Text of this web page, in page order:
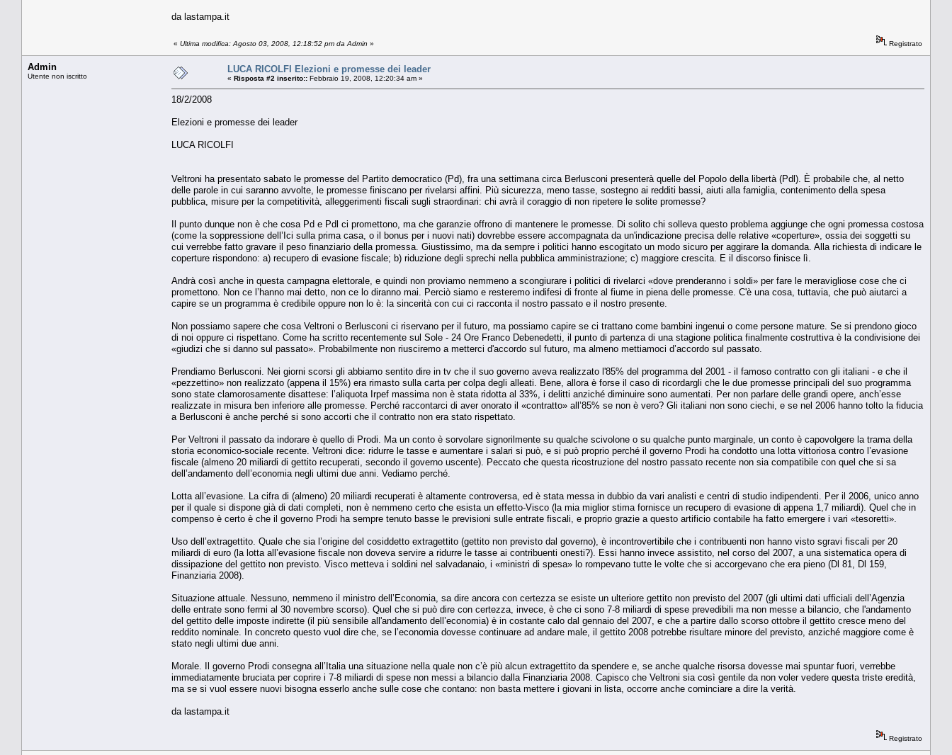
da lastampa.it
« Ultima modifica: Agosto 03, 2008, 12:18:52 pm da Admin » Registrato
Admin
Utente non iscritto
LUCA RICOLFI Elezioni e promesse dei leader
« Risposta #2 inserito:: Febbraio 19, 2008, 12:20:34 am »
18/2/2008
Elezioni e promesse dei leader
LUCA RICOLFI
Veltroni ha presentato sabato le promesse del Partito democratico (Pd), fra una settimana circa Berlusconi presenterà quelle del Popolo della libertà (Pdl). È probabile che, al netto
delle parole in cui saranno avvolte, le promesse finiscano per rivelarsi affini. Più sicurezza, meno tasse, sostegno ai redditi bassi, aiuti alla famiglia, contenimento della spesa
pubblica, misure per la competitività, alleggerimenti fiscali sugli straordinari: chi avrà il coraggio di non ripetere le solite promesse?
Il punto dunque non è che cosa Pd e Pdl ci promettono, ma che garanzie offrono di mantenere le promesse. Di solito chi solleva questo problema aggiunge che ogni promessa costosa
(come la soppressione dell’Ici sulla prima casa, o il bonus per i nuovi nati) dovrebbe essere accompagnata da un'indicazione precisa delle relative «coperture», ossia dei soggetti su
cui verrebbe fatto gravare il peso finanziario della promessa. Giustissimo, ma da sempre i politici hanno escogitato un modo sicuro per aggirare la domanda. Alla richiesta di indicare le
coperture rispondono: a) recupero di evasione fiscale; b) riduzione degli sprechi nella pubblica amministrazione; c) maggiore crescita. E il discorso finisce lì.
Andrà così anche in questa campagna elettorale, e quindi non proviamo nemmeno a scongiurare i politici di rivelarci «dove prenderanno i soldi» per fare le meravigliose cose che ci
promettono. Non ce l’hanno mai detto, non ce lo diranno mai. Perciò siamo e resteremo indifesi di fronte al fiume in piena delle promesse. C'è una cosa, tuttavia, che può aiutarci a
capire se un programma è credibile oppure non lo è: la sincerità con cui ci racconta il nostro passato e il nostro presente.
Non possiamo sapere che cosa Veltroni o Berlusconi ci riservano per il futuro, ma possiamo capire se ci trattano come bambini ingenui o come persone mature. Se si prendono gioco
di noi oppure ci rispettano. Come ha scritto recentemente sul Sole - 24 Ore Franco Debenedetti, il punto di partenza di una stagione politica finalmente costruttiva è la condivisione dei
«giudizi che si danno sul passato». Probabilmente non riusciremo a metterci d'accordo sul futuro, ma almeno mettiamoci d’accordo sul passato.
Prendiamo Berlusconi. Nei giorni scorsi gli abbiamo sentito dire in tv che il suo governo aveva realizzato l'85% del programma del 2001 - il famoso contratto con gli italiani - e che il
«pezzettino» non realizzato (appena il 15%) era rimasto sulla carta per colpa degli alleati. Bene, allora è forse il caso di ricordargli che le due promesse principali del suo programma
sono state clamorosamente disattese: l’aliquota Irpef massima non è stata ridotta al 33%, i delitti anziché diminuire sono aumentati. Per non parlare delle grandi opere, anch’esse
realizzate in misura ben inferiore alle promesse. Perché raccontarci di aver onorato il «contratto» all’85% se non è vero? Gli italiani non sono ciechi, e se nel 2006 hanno tolto la fiducia
a Berlusconi è anche perché si sono accorti che il contratto non era stato rispettato.
Per Veltroni il passato da indorare è quello di Prodi. Ma un conto è sorvolare signorilmente su qualche scivolone o su qualche punto marginale, un conto è capovolgere la trama della
storia economico-sociale recente. Veltroni dice: ridurre le tasse e aumentare i salari si può, e si può proprio perché il governo Prodi ha condotto una lotta vittoriosa contro l’evasione
fiscale (almeno 20 miliardi di gettito recuperati, secondo il governo uscente). Peccato che questa ricostruzione del nostro passato recente non sia compatibile con quel che si sa
dell’andamento dell’economia negli ultimi due anni. Vediamo perché.
Lotta all’evasione. La cifra di (almeno) 20 miliardi recuperati è altamente controversa, ed è stata messa in dubbio da vari analisti e centri di studio indipendenti. Per il 2006, unico anno
per il quale si dispone già di dati completi, non è nemmeno certo che esista un effetto-Visco (la mia miglior stima fornisce un recupero di evasione di appena 1,7 miliardi). Quel che in
compenso è certo è che il governo Prodi ha sempre tenuto basse le previsioni sulle entrate fiscali, e proprio grazie a questo artificio contabile ha fatto emergere i vari «tesoretti».
Uso dell’extragettito. Quale che sia l’origine del cosiddetto extragettito (gettito non previsto dal governo), è incontrovertibile che i contribuenti non hanno visto sgravi fiscali per 20
miliardi di euro (la lotta all’evasione fiscale non doveva servire a ridurre le tasse ai contribuenti onesti?). Essi hanno invece assistito, nel corso del 2007, a una sistematica opera di
dissipazione del gettito non previsto. Visco metteva i soldini nel salvadanaio, i «ministri di spesa» lo rompevano tutte le volte che si accorgevano che era pieno (Dl 81, Dl 159,
Finanziaria 2008).
Situazione attuale. Nessuno, nemmeno il ministro dell’Economia, sa dire ancora con certezza se esiste un ulteriore gettito non previsto del 2007 (gli ultimi dati ufficiali dell’Agenzia
delle entrate sono fermi al 30 novembre scorso). Quel che si può dire con certezza, invece, è che ci sono 7-8 miliardi di spese prevedibili ma non messe a bilancio, che l'andamento
del gettito delle imposte indirette (il più sensibile all'andamento dell’economia) è in costante calo dal gennaio del 2007, e che a partire dallo scorso ottobre il gettito cresce meno del
reddito nominale. In concreto questo vuol dire che, se l’economia dovesse continuare ad andare male, il gettito 2008 potrebbe risultare minore del previsto, anziché maggiore come è
stato negli ultimi due anni.
Morale. Il governo Prodi consegna all’Italia una situazione nella quale non c’è più alcun extragettito da spendere e, se anche qualche risorsa dovesse mai spuntar fuori, verrebbe
immediatamente bruciata per coprire i 7-8 miliardi di spese non messi a bilancio dalla Finanziaria 2008. Capisco che Veltroni sia così gentile da non voler vedere questa triste eredità,
ma se si vuol essere nuovi bisogna esserlo anche sulle cose che contano: non basta mettere i giovani in lista, occorre anche cominciare a dire la verità.
da lastampa.it
Registrato